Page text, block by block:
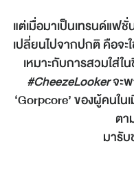
แต่เมื่อมาเป็นเทรนด์แฟชั่
เปลี่ยนไปจากปกติ คือจะ
เหมาะกับการสวมใส่ใ
#CheezeLookerจะ
‘Gorpcore’ ของผู้คนใ
ตา
มารั